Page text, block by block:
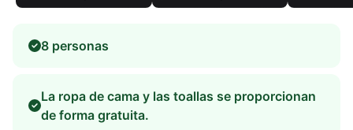
8 personas
La ropa de cama y las toallas se proporcionan
de forma gratuita.